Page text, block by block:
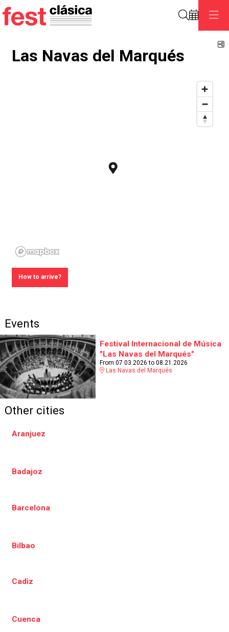
Las Navas del Marqués
How to arrive?
Events
Festival Internacional de Música
"Las Navas del Marqués"
From 07.03.2026 to 08.21.2026
Las Navas del Marqués
Other cities
Aranjuez
Badajoz
Barcelona
Bilbao
Cadiz
Cuenca